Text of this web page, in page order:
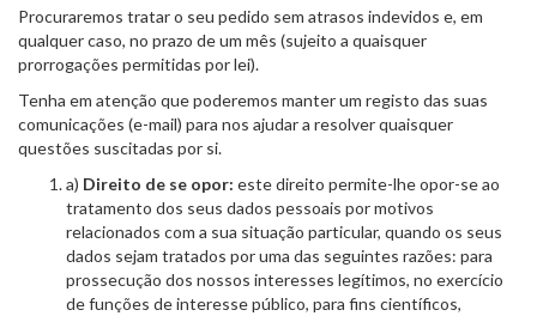
Procuraremos tratar o seu pedido sem atrasos indevidos e, em
qualquer caso, no prazo de um mês (sujeito a quaisquer
prorrogações permitidas por lei).
Tenha em atenção que poderemos manter um registo das suas
comunicações (e-mail) para nos ajudar a resolver quaisquer
questões suscitadas por si.
a) Direito de se opor: este direito permite-lhe opor-se ao
tratamento dos seus dados pessoais por motivos
relacionados com a sua situação particular, quando os seus
dados sejam tratados por uma das seguintes razões: para
prossecução dos nossos interesses legítimos, no exercício
de funções de interesse público, para fins científicos,